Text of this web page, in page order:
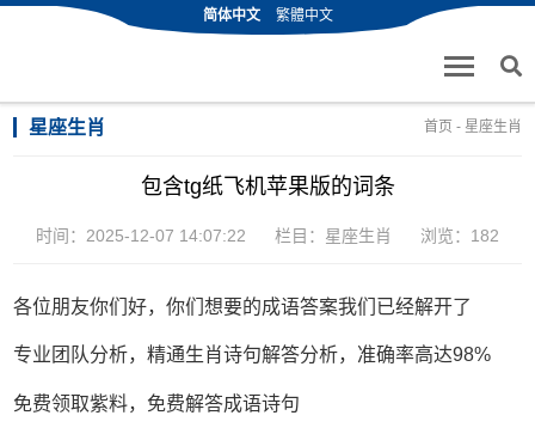
简体中文 繁體中文
星座生肖 首页 - 星座生肖
包含tg纸飞机苹果版的词条
时间：2025-12-07 14:07:22 栏目： 星座生肖 浏览：182
各位朋友你们好，你们想要的成语答案我们已经解开了
专业团队分析，精通生肖诗句解答分析，准确率高达98%
免费领取紫料，免费解答成语诗句